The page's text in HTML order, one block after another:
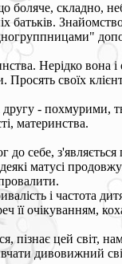
боляче, складно,
Нерідко вона
Просять своїх
другу -
материнства.
до себе,
матусі
і частота
її очікуванням,
цей світ,
дивовижний